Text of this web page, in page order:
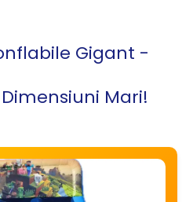
Gigant -
Mari!